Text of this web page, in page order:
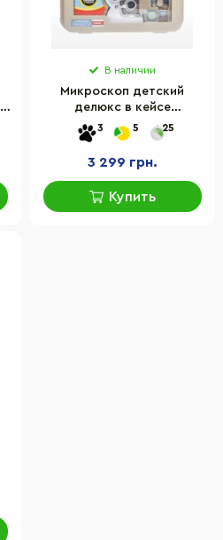
В наличии
Микроскоп детский
делюкс в кейсе
EASTCOLIGHT ES8013
увеличение до 1200 раз
3 5 25
3 299 грн.
Купить